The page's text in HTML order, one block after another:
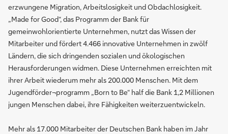
erzwungene Migration, Arbeitslosigkeit und Obdachlosigkeit.
„Made for Good“, das Programm der Bank für
gemeinwohlorientierte Unternehmen, nutzt das Wissen der
Mitarbeiter und fördert 4.466 innovative Unternehmen in zwölf
Ländern, die sich dringenden sozialen und ökologischen
Herausforderungen widmen. Diese Unternehmen erreichten mit
ihrer Arbeit wiederum mehr als 200.000 Menschen. Mit dem
Jugendförder¬programm „Born to Be“ half die Bank 1,2 Millionen
jungen Menschen dabei, ihre Fähigkeiten weiterzuentwickeln.
Mehr als 17.000 Mitarbeiter der Deutschen Bank haben im Jahr